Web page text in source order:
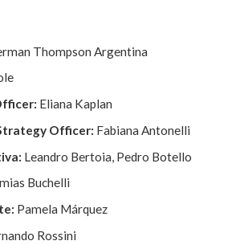
Thompson Argentina
Eliana Kaplan
Officer: Fabiana Antonelli
Leandro Bertoia, Pedro Botello
Buchelli
Pamela Márquez
Rossini